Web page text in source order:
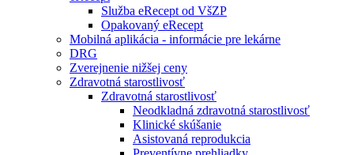
Služba eRecept od VšZP
Opakovaný eRecept
Mobilná aplikácia - informácie pre lekárne
DRG
Zverejnenie nižšej ceny
Zdravotná starostlivosť
Zdravotná starostlivosť
Neodkladná zdravotná starostlivosť
Klinické skúšanie
Asistovaná reprodukcia